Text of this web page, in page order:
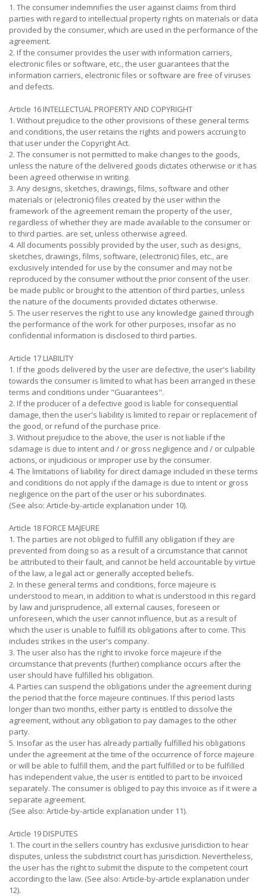
1. The consumer indemnifies the user against claims from third
parties with regard to intellectual property rights on materials or data
provided by the consumer, which are used in the performance of the
agreement.
2. If the consumer provides the user with information carriers,
electronic files or software, etc., the user guarantees that the
information carriers, electronic files or software are free of viruses
and defects.
Article 16 INTELLECTUAL PROPERTY AND COPYRIGHT
1. Without prejudice to the other provisions of these general terms
and conditions, the user retains the rights and powers accruing to
that user under the Copyright Act.
2. The consumer is not permitted to make changes to the goods,
unless the nature of the delivered goods dictates otherwise or it has
been agreed otherwise in writing.
3. Any designs, sketches, drawings, films, software and other
materials or (electronic) files created by the user within the
framework of the agreement remain the property of the user,
regardless of whether they are made available to the consumer or
to third parties. are set, unless otherwise agreed.
4. All documents possibly provided by the user, such as designs,
sketches, drawings, films, software, (electronic) files, etc., are
exclusively intended for use by the consumer and may not be
reproduced by the consumer without the prior consent of the user.
be made public or brought to the attention of third parties, unless
the nature of the documents provided dictates otherwise.
5. The user reserves the right to use any knowledge gained through
the performance of the work for other purposes, insofar as no
confidential information is disclosed to third parties.
Article 17 LIABILITY
1. If the goods delivered by the user are defective, the user's liability
towards the consumer is limited to what has been arranged in these
terms and conditions under "Guarantees".
2. If the producer of a defective good is liable for consequential
damage, then the user's liability is limited to repair or replacement of
the good, or refund of the purchase price.
3. Without prejudice to the above, the user is not liable if the
sdamage is due to intent and / or gross negligence and / or culpable
actions, or injudicious or improper use by the consumer.
4. The limitations of liability for direct damage included in these terms
and conditions do not apply if the damage is due to intent or gross
negligence on the part of the user or his subordinates.
(See also: Article-by-article explanation under 10).
Article 18 FORCE MAJEURE
1. The parties are not obliged to fulfill any obligation if they are
prevented from doing so as a result of a circumstance that cannot
be attributed to their fault, and cannot be held accountable by virtue
of the law, a legal act or generally accepted beliefs.
2. In these general terms and conditions, force majeure is
understood to mean, in addition to what is understood in this regard
by law and jurisprudence, all external causes, foreseen or
unforeseen, which the user cannot influence, but as a result of
which the user is unable to fulfill its obligations after to come. This
includes strikes in the user's company.
3. The user also has the right to invoke force majeure if the
circumstance that prevents (further) compliance occurs after the
user should have fulfilled his obligation.
4. Parties can suspend the obligations under the agreement during
the period that the force majeure continues. If this period lasts
longer than two months, either party is entitled to dissolve the
agreement, without any obligation to pay damages to the other
party.
5. Insofar as the user has already partially fulfilled his obligations
under the agreement at the time of the occurrence of force majeure
or will be able to fulfill them, and the part fulfilled or to be fulfilled
has independent value, the user is entitled to part to be invoiced
separately. The consumer is obliged to pay this invoice as if it were a
separate agreement.
(See also: Article-by-article explanation under 11).
Article 19 DISPUTES
1. The court in the sellers country has exclusive jurisdiction to hear
disputes, unless the subdistrict court has jurisdiction. Nevertheless,
the user has the right to submit the dispute to the competent court
according to the law. (See also: Article-by-article explanation under
12).